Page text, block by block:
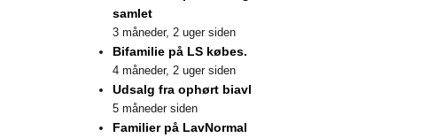
samlet
3 måneder, 2 uger siden
Bifamilie på LS købes.
4 måneder, 2 uger siden
Udsalg fra ophørt biavl
5 måneder siden
Familier på LavNormal